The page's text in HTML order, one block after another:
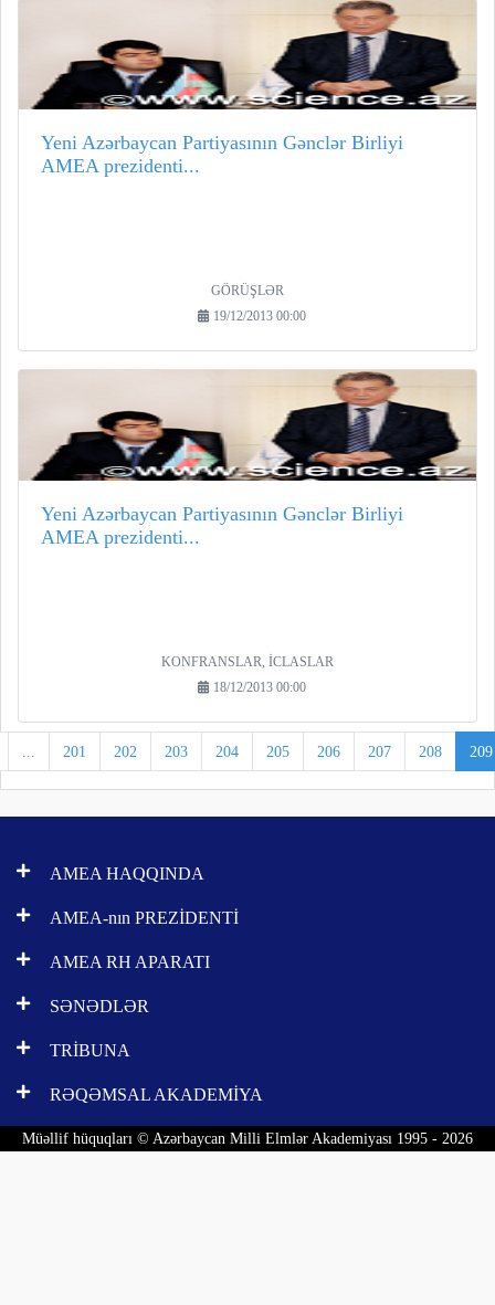
Yeni Azərbaycan Partiyasının Gənclər Birliyi
AMEA prezidenti...
GÖRÜŞLƏR
19/12/2013 00:00
Yeni Azərbaycan Partiyasının Gənclər Birliyi
AMEA prezidenti...
KONFRANSLAR, İCLASLAR
18/12/2013 00:00
... 201 202 203 204 205 206 207 208 209
AMEA HAQQINDA
AMEA-nın PREZİDENTİ
AMEA RH APARATI
SƏNƏDLƏR
TRİBUNA
RƏQƏMSAL AKADEMİYA
Müəllif hüquqları © Azərbaycan Milli Elmlər Akademiyası 1995 - 2026